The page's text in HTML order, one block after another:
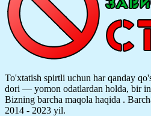
To'xtatish spirtli uchun har qanday
dori — yomon odatlardan holda, bir
Bizning barcha maqola haqida .
2014 - 2023 yil.